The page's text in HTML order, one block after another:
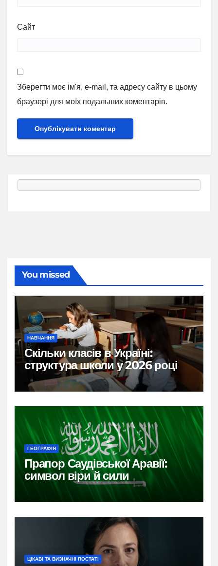
Сайт
Зберегти моє ім'я, e-mail, та адресу сайту в цьому
браузері для моїх подальших коментарів.
You missed
НАВЧАННЯ
Скільки класів в Україні:
структура школи у 2026 році
ГЕОГРАФІЯ
Прапор Саудівської Аравії:
символ віри й сили
ЦІКАВІ ТА ВИЗНАЧНІ ПОСТАТІ